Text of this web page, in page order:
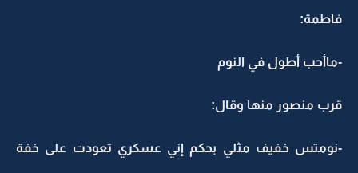
فاطمة:
-ماأحب أطول في النوم
قرب منصور منها وقال:
-نومتس خفيف مثلي بحكم إني عسكري تعودت على خفة